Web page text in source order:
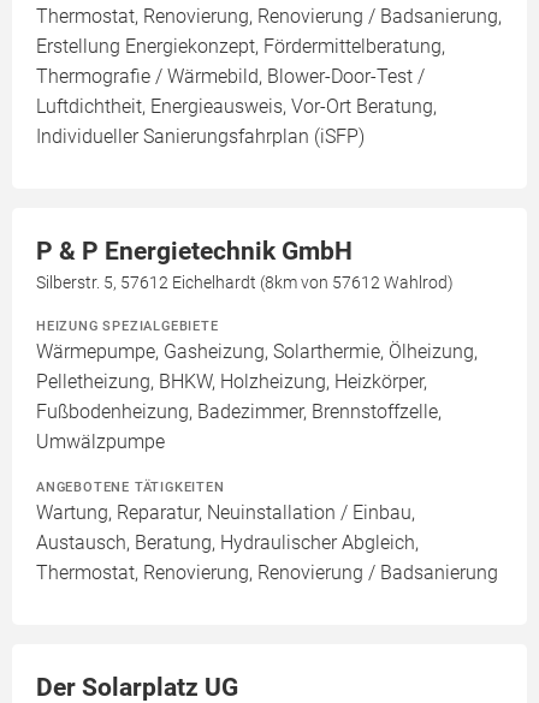
Thermostat, Renovierung, Renovierung / Badsanierung,
Erstellung Energiekonzept, Fördermittelberatung,
Thermografie / Wärmebild, Blower-Door-Test /
Luftdichtheit, Energieausweis, Vor-Ort Beratung,
Individueller Sanierungsfahrplan (iSFP)
P & P Energietechnik GmbH
Silberstr. 5, 57612 Eichelhardt (8km von 57612 Wahlrod)
HEIZUNG SPEZIALGEBIETE
Wärmepumpe, Gasheizung, Solarthermie, Ölheizung,
Pelletheizung, BHKW, Holzheizung, Heizkörper,
Fußbodenheizung, Badezimmer, Brennstoffzelle,
Umwälzpumpe
ANGEBOTENE TÄTIGKEITEN
Wartung, Reparatur, Neuinstallation / Einbau,
Austausch, Beratung, Hydraulischer Abgleich,
Thermostat, Renovierung, Renovierung / Badsanierung
Der Solarplatz UG